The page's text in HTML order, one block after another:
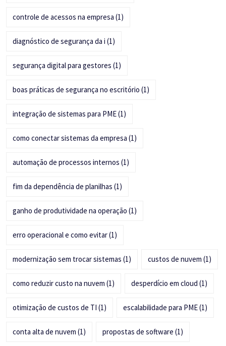
controle de acessos na empresa (1)
diagnóstico de segurança da i (1)
segurança digital para gestores (1)
boas práticas de segurança no escritório (1)
integração de sistemas para PME(1)
como conectar sistemas da empresa (1)
automação de processos internos (1)
fim da dependência de planilhas (1)
ganho de produtividade na operação (1)
erro operacional e como evitar(1)
modernização sem trocar sistemas (1) custos de nuvem (1)
como reduzir custo na nuvem (1) desperdício em cloud (1)
otimização de custos de TI (1) escalabilidade para PME(1)
conta alta de nuvem (1) propostas de software (1)